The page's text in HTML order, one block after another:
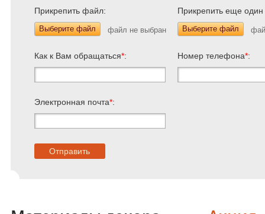
Прикрепить файл:
Выберите файл
Прикрепить еще
Выберите файл
Как к Вам обращаться*: Номер телефона*:
Электронная почта*: